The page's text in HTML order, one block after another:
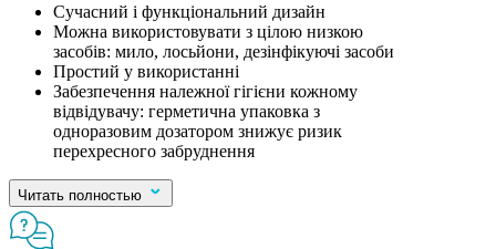
Сучасний і функціональний дизайн
Можна використовувати з цілою низкою
засобів: мило, лосьйони, дезінфікуючі засоби
Простий у використанні
Забезпечення належної гігієни кожному
відвідувачу: герметична упаковка з
одноразовим дозатором знижує ризик
перехресного забруднення
Читать полностью